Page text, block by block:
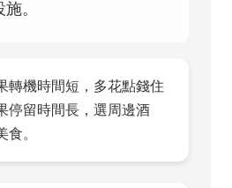
。
轉機時間短，多花點錢住
停留時間長，選周邊酒
食。